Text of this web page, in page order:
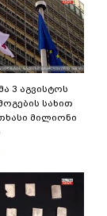
3 აგვისტოს
სახით
მილიონი